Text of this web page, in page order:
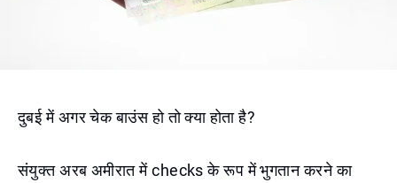
दुबई में अगर चेक बाउंस हो तो क्या होता है?
संयुक्त अरब अमीरात में checks के रूप में भुगतान करने का